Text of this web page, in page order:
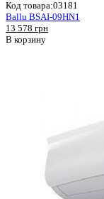
Код товара:03181
Ballu BSAI-09HN1
13 578 грн
В корзину